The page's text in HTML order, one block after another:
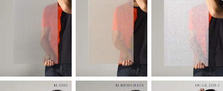
M-21012 M-MESH (RED) HC-GL 2128-3